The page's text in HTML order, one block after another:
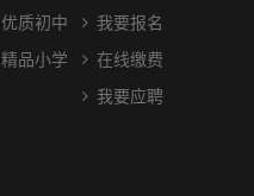
优质初中
精品小学
我要报名
在线缴费
我要应聘